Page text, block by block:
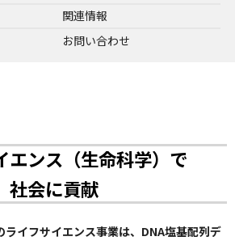
関連情報
お問い合わせ
エンス（生命科学）で
社会に貢献
イフサイエンス事業は、DNA塩基配列デ